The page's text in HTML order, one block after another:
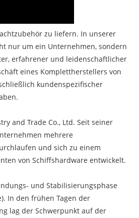
zu liefern. In unserer
nur um ein Unternehmen, sondern
erfahrener und leidenschaftlicher
eines Komplettherstellers von
kundenspezifischer
and Trade Co., Ltd. Seit seiner
mehrere
und sich zu einem
von Schiffshardware entwickelt.
und Stabilisierungsphase
In den frühen Tagen der
lag der Schwerpunkt auf der